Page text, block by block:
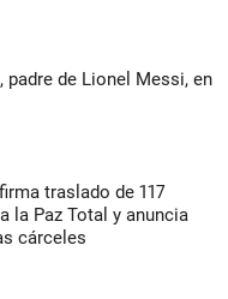
de Lionel Messi, en
traslado de 117
la Paz Total y anuncia
cárceles